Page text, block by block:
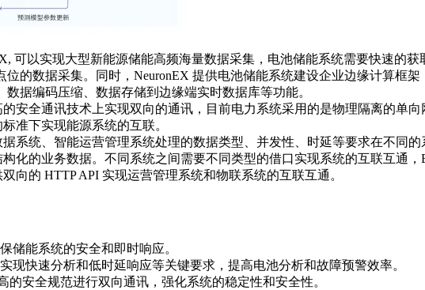
可以实现大型新能源储能高频海量数据采集，电池储能系统需要快速的
位的数据采集。同时，NeuronEX 提供电池储能系统建设企业边缘计算框
据编码压缩、数据存储到边缘端实时数据库等功能。
安全通讯技术上实现双向的通讯，目前电力系统采用的是物理隔离的单
准下实现能源系统的互联。
系统、智能运营管理系统处理的数据类型、并发性、时延等要求在不同
化的业务数据。不同系统之间需要不同类型的借口实现系统的互联互通，
向的 HTTP API 实现运营管理系统和物联系统的互联互通。
储能系统的安全和即时响应。
现快速分析和低时延响应等关键要求，提高电池分析和故障预警效率。
安全规范进行双向通讯，强化系统的稳定性和安全性。